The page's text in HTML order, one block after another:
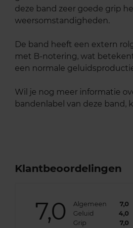
deze band zeer goede grip
weersomstandigheden.
De band heeft een extern
met B-notering, wat
een normale
Wil je nog meer informatie
bandenlabel van deze band,
Klantbeoordelingen
7,0 Algemeen
7,0
Geluid
4,0
Grip
7,0